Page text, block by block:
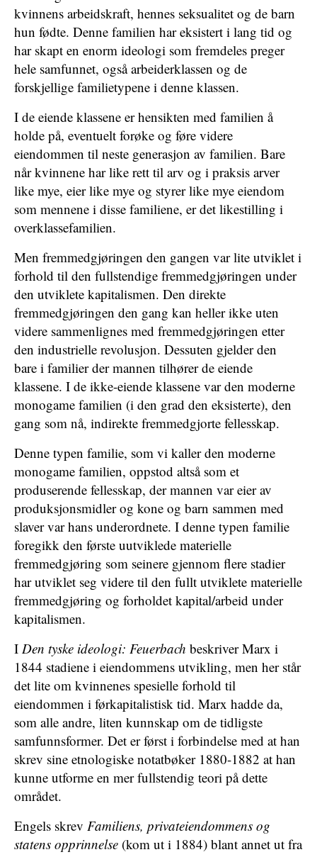
kvinnens arbeidskraft, hennes seksualitet og de barn
hun fødte. Denne familien har eksistert i lang tid og
har skapt en enorm ideologi som fremdeles preger
hele samfunnet, også arbeiderklassen og de
forskjellige familietypene i denne klassen.
I de eiende klassene er hensikten med familien å
holde på, eventuelt forøke og føre videre
eiendommen til neste generasjon av familien. Bare
når kvinnene har like rett til arv og i praksis arver
like mye, eier like mye og styrer like mye eiendom
som mennene i disse familiene, er det likestilling i
overklassefamilien.
Men fremmedgjøringen den gangen var lite utviklet i
forhold til den fullstendige fremmedgjøringen under
den utviklete kapitalismen. Den direkte
fremmedgjøringen den gang kan heller ikke uten
videre sammenlignes med fremmedgjøringen etter
den industrielle revolusjon. Dessuten gjelder den
bare i familier der mannen tilhører de eiende
klassene. I de ikke-eiende klassene var den moderne
monogame familien (i den grad den eksisterte), den
gang som nå, indirekte fremmedgjorte fellesskap.
Denne typen familie, som vi kaller den moderne
monogame familien, oppstod altså som et
produserende fellesskap, der mannen var eier av
produksjonsmidler og kone og barn sammen med
slaver var hans underordnete. I denne typen familie
foregikk den første uutviklede materielle
fremmedgjøring som seinere gjennom flere stadier
har utviklet seg videre til den fullt utviklete materielle
fremmedgjøring og forholdet kapital/arbeid under
kapitalismen.
I Den tyske ideologi: Feuerbach beskriver Marx i
1844 stadiene i eiendommens utvikling, men her står
det lite om kvinnenes spesielle forhold til
eiendommen i førkapitalistisk tid. Marx hadde da,
som alle andre, liten kunnskap om de tidligste
samfunnsformer. Det er først i forbindelse med at han
skrev sine etnologiske notatbøker 1880-1882 at han
kunne utforme en mer fullstendig teori på dette
området.
Engels skrev Familiens, privateiendommens og
statens opprinnelse (kom ut i 1884) blant annet ut fra